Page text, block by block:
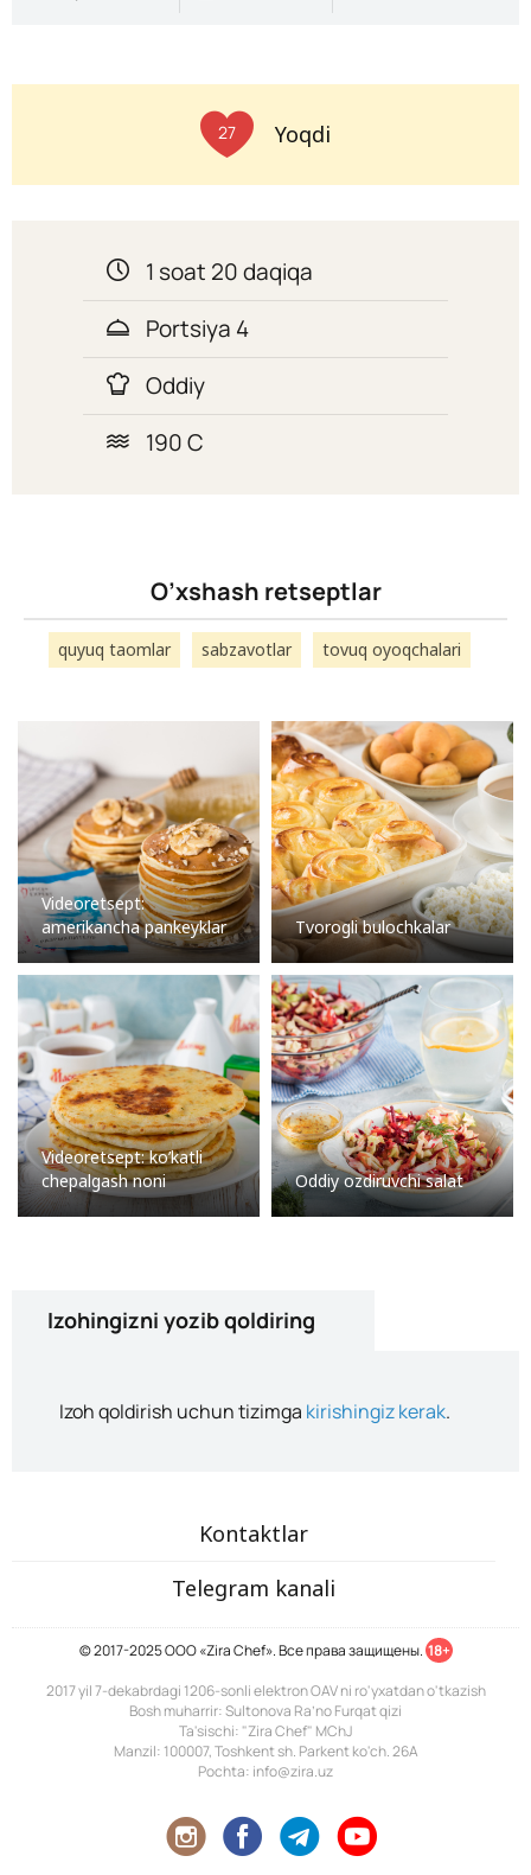
27 Yoqdi
1 soat 20 daqiqa
Portsiya 4
Oddiy
190 C
O’xshash retseptlar
quyuq taomlar sabzavotlar tovuq oyoqchalari
Videoretsept:
amerikancha pankeyklar
Tvorogli bulochkalar
Videoretsept: ko’katli
chepalgash noni
Oddiy ozdiruvchi salat
Izohingizni yozib qoldiring
Izoh qoldirish uchun tizimga kirishingiz kerak.
Kontaktlar
Telegram kanali
© 2017-2025 ООО «Zira Chef». Все права защищены. 18+
2017 yil 7-dekabrdagi 1206-sonli elektron OAV ni ro'yxatdan o'tkazish
Bosh muharrir: Sultonova Ra’no Furqat qizi
Ta'sischi: "Zira Chef" MChJ
Manzil: 100007, Toshkent sh. Parkent ko'ch. 26A
Pochta: info@zira.uz